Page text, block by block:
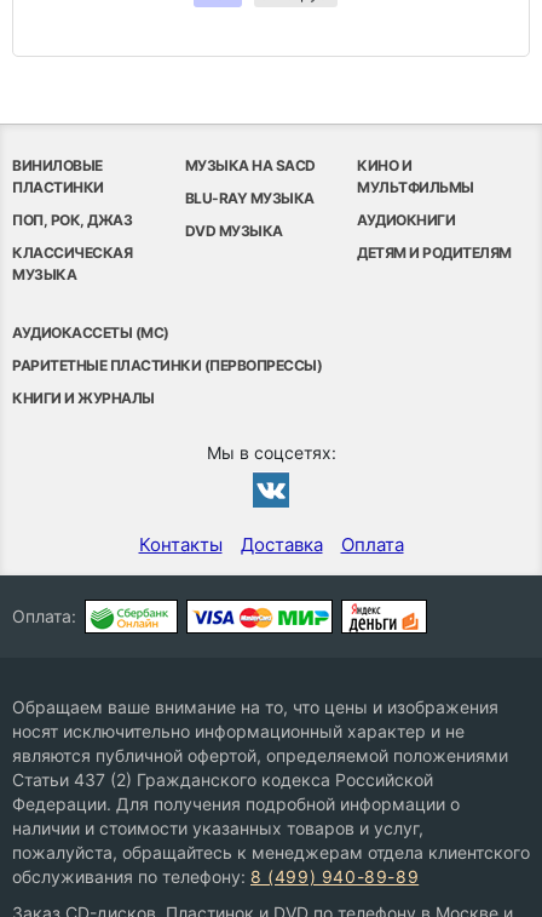
ВИНИЛОВЫЕ
ПЛАСТИНКИ
ПОП, РОК, ДЖАЗ
КЛАССИЧЕСКАЯ
МУЗЫКА
МУЗЫКА НА SACD
BLU-RAY МУЗЫКА
DVD МУЗЫКА
КИНО И
МУЛЬТФИЛЬМЫ
АУДИОКНИГИ
ДЕТЯМ И РОДИТЕЛЯМ
АУДИОКАССЕТЫ (MC)
РАРИТЕТНЫЕ ПЛАСТИНКИ (ПЕРВОПРЕССЫ)
КНИГИ И ЖУРНАЛЫ
Мы в соцсетях:
Контакты Доставка Оплата
Оплата:
Обращаем ваше внимание на то, что цены и изображения
носят исключительно информационный характер и не
являются публичной офертой, определяемой положениями
Статьи 437 (2) Гражданского кодекса Российской
Федерации. Для получения подробной информации о
наличии и стоимости указанных товаров и услуг,
пожалуйста, обращайтесь к менеджерам отдела клиентского
обслуживания по телефону: 8 (499) 940-89-89
Заказ CD-дисков, Пластинок и DVD по телефону в Москве и